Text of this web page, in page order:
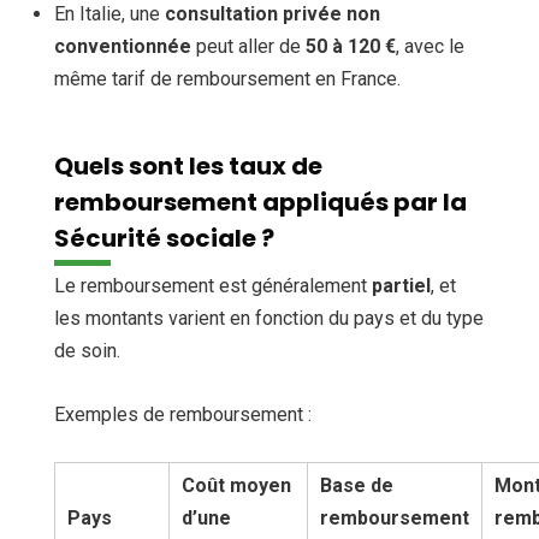
En Italie, une consultation privée non
conventionnée peut aller de 50 à 120 €, avec le
même tarif de remboursement en France.
Quels sont les taux de
remboursement appliqués par la
Sécurité sociale ?
Le remboursement est généralement partiel , et
les montants varient en fonction du pays et du type
de soin.
Exemples de remboursement :
Pays
Coût moyen
d’une
Base de
remboursement